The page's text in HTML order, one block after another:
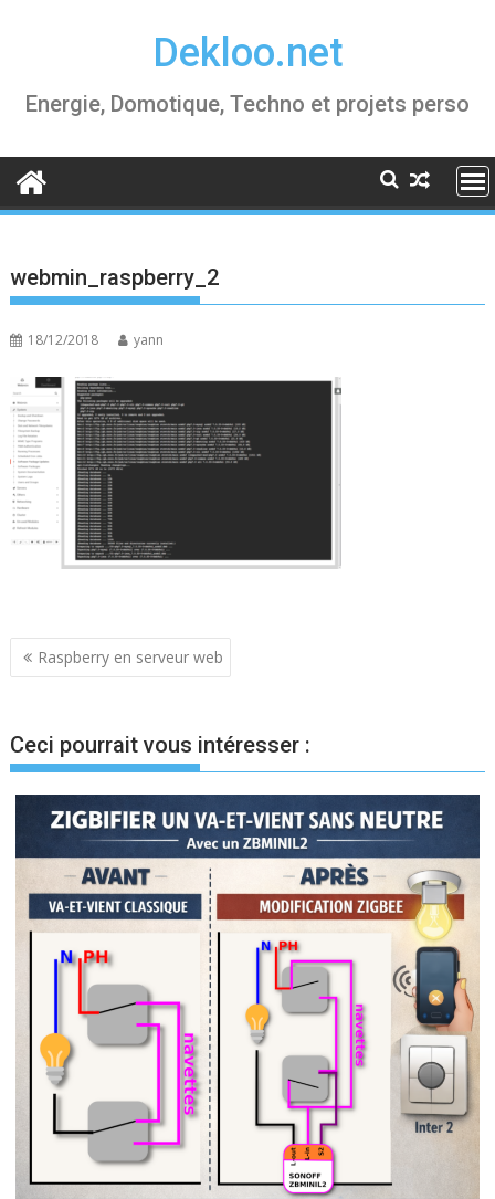
Dekloo.net
Energie, Domotique, Techno et projets perso
webmin_raspberry_2
18/12/2018 yann
Navigation
l’article
Raspberry en serveur web
Ceci pourrait vous intéresser :